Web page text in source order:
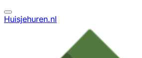
Huisjehuren.nl